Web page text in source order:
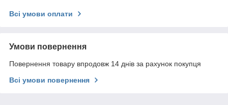
Всі умови оплати
Умови повернення
Повернення товару впродовж 14 днів за рахунок покупця
Всі умови повернення